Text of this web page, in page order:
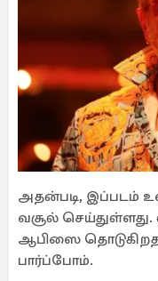
அதன்படி, இப்படம்
வசூல் செய்துள்ளது.
ஆபிஸை
பார்ப்போம்.